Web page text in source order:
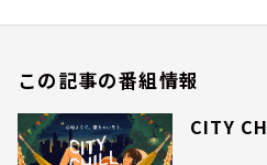
この記事の番組情報
CITY